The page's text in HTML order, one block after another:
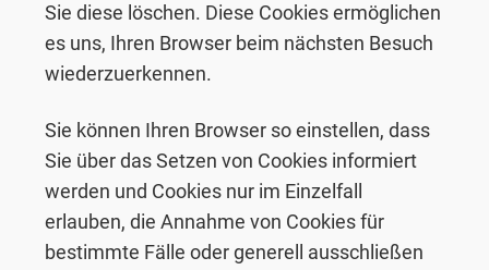
Sie diese löschen. Diese Cookies ermöglichen
es uns, Ihren Browser beim nächsten Besuch
wiederzuerkennen.
Sie können Ihren Browser so einstellen, dass
Sie über das Setzen von Cookies informiert
werden und Cookies nur im Einzelfall
erlauben, die Annahme von Cookies für
bestimmte Fälle oder generell ausschließen